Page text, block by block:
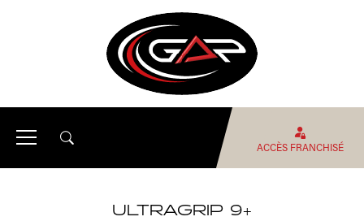
ACCÈS FRANCHISÉ
ULTRAGRIP 9+